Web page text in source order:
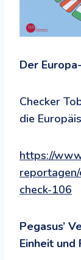
Der
Checker
die
https://
check-106
Pegasus’
Einheit und